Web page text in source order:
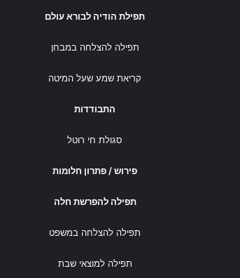
תפילת הודיה לבורא עולם
תפילה להצלחה במבחן
קריאת שמע שעל המיטה
התבודדות
סגולת חי רוטל
פירוש / פתרון חלומות
תפילה להפרשת חלה
תפילה להצלחה במשפט
תפילה למוצאי שבת